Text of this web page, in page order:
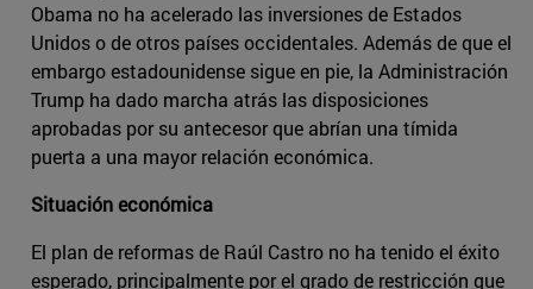
Obama no ha acelerado las inversiones de Estados
Unidos o de otros países occidentales. Además de que el
embargo estadounidense sigue en pie, la Administración
Trump ha dado marcha atrás las disposiciones
aprobadas por su antecesor que abrían una tímida
puerta a una mayor relación económica.
Situación económica
El plan de reformas de Raúl Castro no ha tenido el éxito
esperado, principalmente por el grado de restricción que